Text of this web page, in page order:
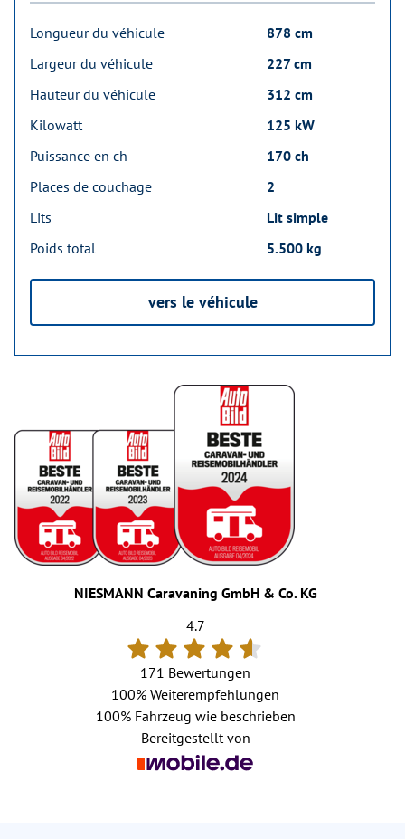
Longueur du véhicule
878 cm
Largeur du véhicule
227 cm
Hauteur du véhicule
312 cm
Kilowatt
125 kW
Puissance en ch
170 ch
Places de couchage
2
Lits
Lit simple
Poids total
5.500 kg
vers le véhicule
NIESMANN Caravaning GmbH & Co. KG
4.7
171 Bewertungen
100% Weiterempfehlungen
100%Fahrzeug wie beschrieben
Bereitgestellt von